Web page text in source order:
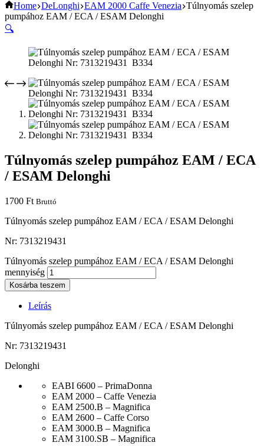
Home DeLonghi EAM 2000 Caffe Venezia Túlnyomás szelep
pumpához EAM / ECA / ESAM Delonghi
🔍
Túlnyomás szelep pumpához EAM / ECA
/ ESAM Delonghi
1700 Ft Bruttó
Túlnyomás szelep pumpához EAM / ECA / ESAM Delonghi
Nr: 7313219431
Túlnyomás szelep pumpához EAM / ECA / ESAM Delonghi
mennyiség
Kosárba teszem
Leírás
Túlnyomás szelep pumpához EAM / ECA / ESAM Delonghi
Nr: 7313219431
Delonghi
EABI 6600 – PrimaDonna
EAM 2000 – Caffe Venezia
EAM 2500.B – Magnifica
EAM 2600 – Caffe Corso
EAM 3000.B – Magnifica
EAM 3100.SB – Magnifica